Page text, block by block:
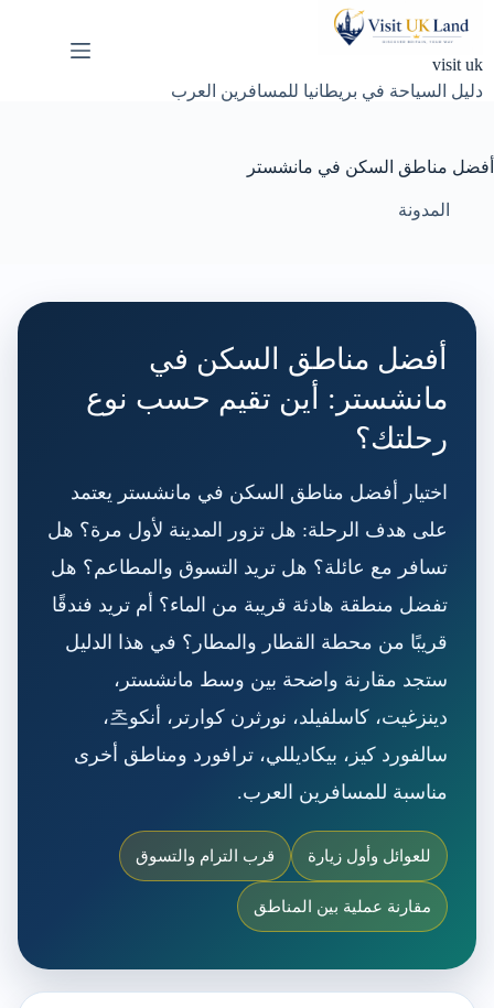
visit uk
دليل السياحة في بريطانيا للمسافرين العرب
أفضل مناطق السكن في مانشستر
المدونة
أفضل مناطق السكن في
مانشستر: أين تقيم حسب نوع
رحلتك؟
اختيار أفضل مناطق السكن في مانشستر يعتمد
على هدف الرحلة: هل تزور المدينة لأول مرة؟ هل
تسافر مع عائلة؟ هل تريد التسوق والمطاعم؟ هل
تفضل منطقة هادئة قريبة من الماء؟ أم تريد فندقًا
قريبًا من محطة القطار والمطار؟ في هذا الدليل
ستجد مقارنة واضحة بين وسط مانشستر،
دينزغيت، كاسلفيلد، نورثرن كوارتر، أنكو츠،
سالفورد كيز، بيكاديللي، ترافورد ومناطق أخرى
مناسبة للمسافرين العرب.
للعوائل وأول زيارة قرب الترام والتسوق
مقارنة عملية بين المناطق